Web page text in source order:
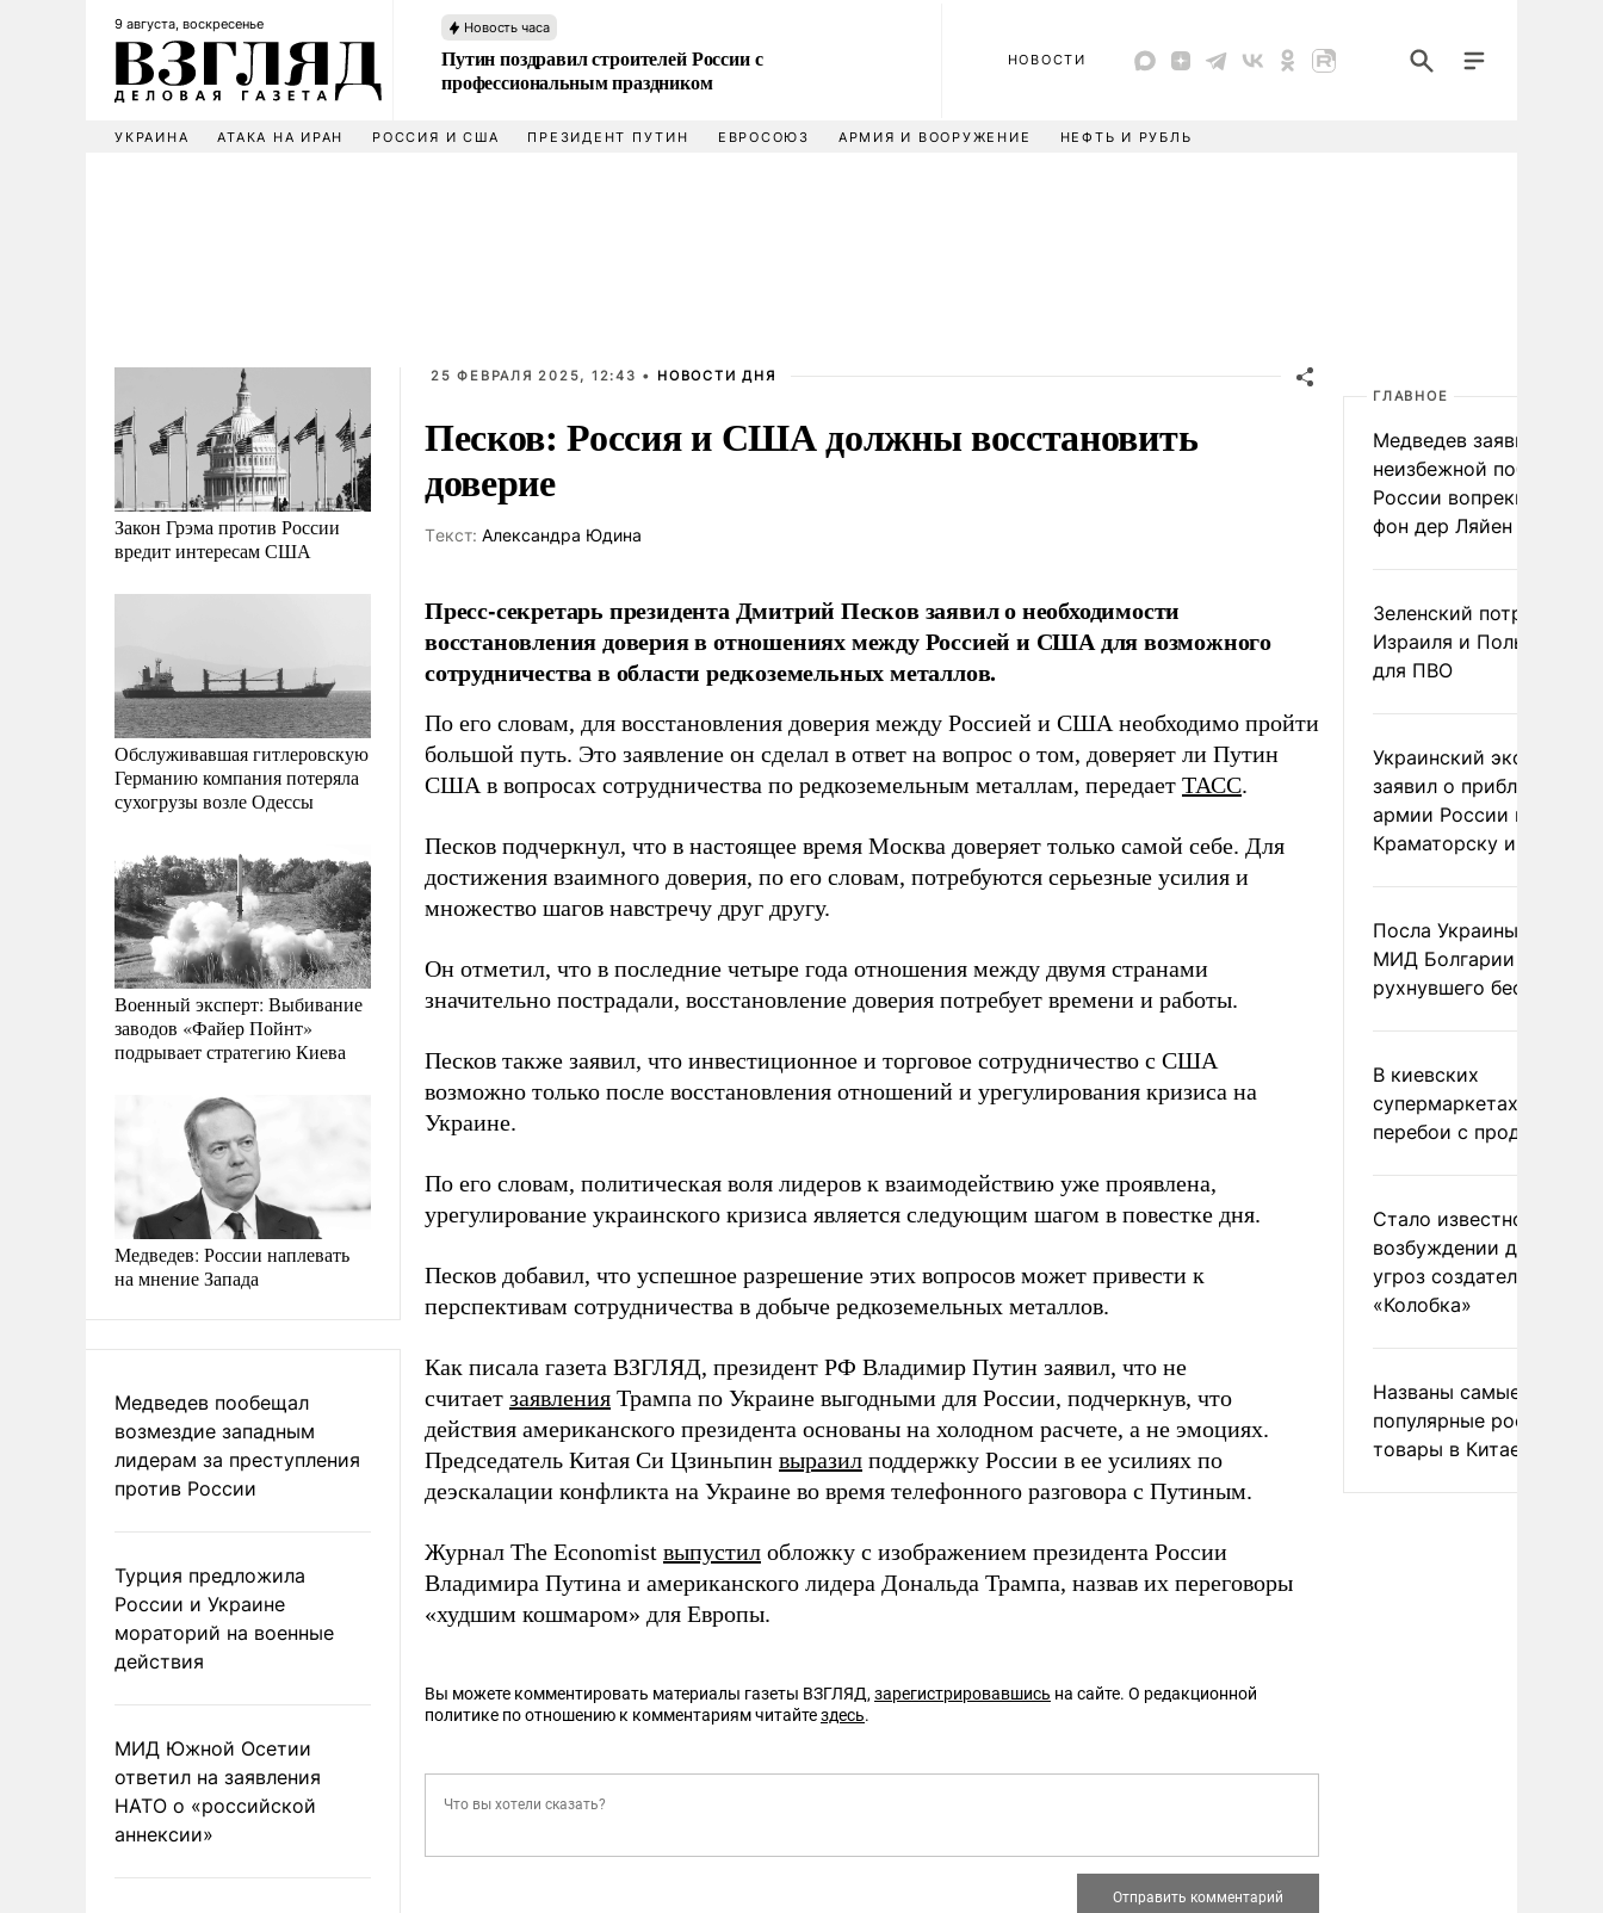
9 августа, воскресенье Новость часа
Путин поздравил строителей России с
профессиональным праздником
НОВОСТИ
УКРАИНА АТАКА НА ИРАН РОССИЯ И США ПРЕЗИДЕНТ ПУТИН ЕВРОСОЮЗ АРМИЯ И ВООРУЖЕНИЕ НЕФТЬ И РУБЛЬ
Закон Грэма против России
вредит интересам США
Обслуживавшая гитлеровскую
Германию компания потеряла
сухогрузы возле Одессы
Военный эксперт: Выбивание
заводов «Файер Пойнт»
подрывает стратегию Киева
Медведев: России наплевать
на мнение Запада
Медведев пообещал
возмездие западным
лидерам за преступления
против России
Турция предложила
России и Украине
мораторий на военные
действия
МИД Южной Осетии
ответил на заявления
НАТО о «российской
аннексии»
25 ФЕВРАЛЯ 2025, 12:43 • НОВОСТИ ДНЯ
Песков: Россия и США должны восстановить
доверие
Tекст: Александра Юдина
Пресс-секретарь президента Дмитрий Песков заявил о необходимости
восстановления доверия в отношениях между Россией и США для возможного
сотрудничества в области редкоземельных металлов.
По его словам, для восстановления доверия между Россией и США необходимо пройти
большой путь. Это заявление он сделал в ответ на вопрос о том, доверяет ли Путин
США в вопросах сотрудничества по редкоземельным металлам, передает ТАСС.
Песков подчеркнул, что в настоящее время Москва доверяет только самой себе. Для
достижения взаимного доверия, по его словам, потребуются серьезные усилия и
множество шагов навстречу друг другу.
Он отметил, что в последние четыре года отношения между двумя странами
значительно пострадали, восстановление доверия потребует времени и работы.
Песков также заявил, что инвестиционное и торговое сотрудничество с США
возможно только после восстановления отношений и урегулирования кризиса на
Украине.
По его словам, политическая воля лидеров к взаимодействию уже проявлена,
урегулирование украинского кризиса является следующим шагом в повестке дня.
Песков добавил, что успешное разрешение этих вопросов может привести к
перспективам сотрудничества в добыче редкоземельных металлов.
Как писала газета ВЗГЛЯД, президент РФ Владимир Путин заявил, что не
считает заявления Трампа по Украине выгодными для России, подчеркнув, что
действия американского президента основаны на холодном расчете, а не эмоциях.
Председатель Китая Си Цзиньпин выразил поддержку России в ее усилиях по
деэскалации конфликта на Украине во время телефонного разговора с Путиным.
Журнал The Economist выпустил обложку с изображением президента России
Владимира Путина и американского лидера Дональда Трампа, назвав их переговоры
«худшим кошмаром» для Европы.
Вы можете комментировать материалы газеты ВЗГЛЯД, зарегистрировавшись на сайте. О редакционной
политике по отношению к комментариям читайтездесь.
ГЛАВНОЕ
Медведев заявил о
неизбежной победе
России вопреки словам
фон дер Ляйен
Зеленский потребовал
Израиля и Польши
для ПВО
Украинский эксперт
заявил о приближении
армии России к
Краматорску и
Посла Украины
МИД Болгарии из-за
рухнувшего
В киевских
супермаркетах
перебои с продуктами
Стало известно о
возбуждении дела из-
угроз создателям
«Колобка»
Названы самые
популярные российские
товары в Китае